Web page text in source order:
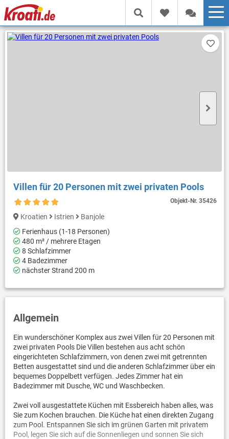
Villen für 20 Personen mit zwei privaten Pools
Objekt-Nr.35426
Kroatien Istrien
Banjole
Ferienhaus (1-18 Personen)
480 m² / mehrere Etagen
8 Schlafzimmer
4 Badezimmer
nächster Strand 200 m
Allgemein
Ein wunderschöner Komplex aus zwei Villen für 20 Personen mit
zwei privaten Pools Die Villen bestehen aus acht schön
eingerichteten Schlafzimmern, von denen zwei mit getrennten
Betten ausgestattet sind und die anderen Schlafzimmer über ein
bequemes Doppelbett verfügen. Jedes Zimmer hat ein
Badezimmer mit Dusche, WC und Waschbecken.
Zwei voll ausgestattete Küchen mit Essbereich haben alles, was
Sie zum Kochen brauchen. Die Küche hat einen direkten Zugang
zum Pool. Entspannen Sie sich im grünen Garten mit privatem
Pool, legen Sie sich auf die Sonnenliegen und sonnen Sie sich